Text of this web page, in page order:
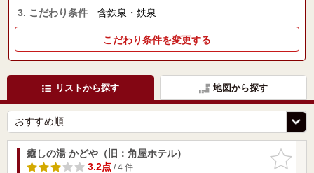
3. こだわり条件 含鉄泉・鉄泉
こだわり条件を変更する
リストから探す 地図から探す
お気に入
りに追加
癒しの湯 かどや（旧：角屋ホテル）
3.2点/ 4 件